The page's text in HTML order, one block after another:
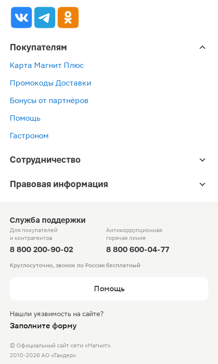
Покупателям
Карта Магнит Плюс
Промокоды Доставки
Бонусы от партнёров
Помощь
Гастроном
Сотрудничество
Правовая информация
Служба поддержки
Для покупателей
и контрагентов
8 800 200-90-02
Антикоррупционная
горячая линия
8 800 600-04-77
Круглосуточно, звонок по России бесплатный
Помощь
Нашли уязвимость на сайте?
Заполните форму
© Официальный сайт сети «Магнит».
2010-2026 АО «Тандер»